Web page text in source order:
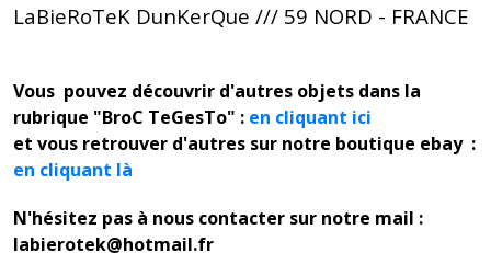
LaBieRoTeK DunKerQue /// 59 NORD - FRANCE
Vous pouvez découvrir d'autres objets dans la
rubrique "BroC TeGesTo" : en cliquant ici
et vous retrouver d'autres sur notre boutique ebay :
en cliquant là
N'hésitez pas à nous contacter sur notre mail :
labierotek@hotmail.fr